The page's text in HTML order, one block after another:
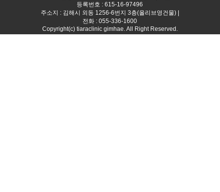
등록번호 : 615-16-97496
주소지 : 김해시 외동 1256-6번지 3층(올리브영건물) |
전화 : 055-336-1600
Copyright(c) tiaraclinic gimhae. All Right Reserved.